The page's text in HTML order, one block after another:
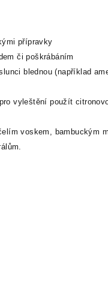
přípravky
či poškrábáním
blednou (například
vyleštění použít
voskem, bambuckým